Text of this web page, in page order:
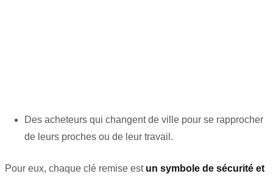
Des acheteurs qui changent de ville pour se rapprocher
de leurs proches ou de leur travail.
Pour eux, chaque clé remise est un symbole de sécurité et